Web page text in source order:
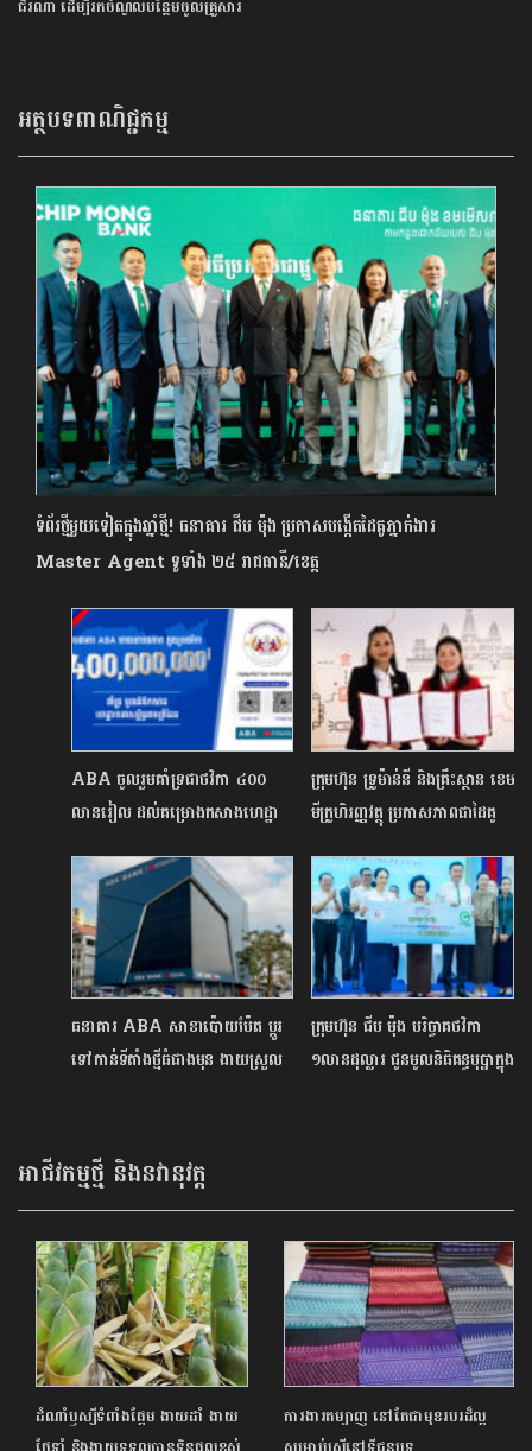
ជីរណា ដើម្បីរកចំណូលបន្ថែមចូលគ្រួសារ​
អត្ថបទពាណិជ្ជកម្ម
ទំព័រថ្មីមួយទៀតក្នុងឆ្នាំថ្មី! ធនាគារ ជីប ម៉ុង ប្រកាសបង្កើតដៃគូភ្នាក់ងារ
Master Agent ទូទាំង ២៥ រាជធានី/ខេត្ត
ABA ចូលរួមគាំទ្រជាថវិកា ៤០០
លានរៀល ដល់គម្រោងកសាងហេដ្ឋា
ក្រុមហ៊ុន ទ្រូម៉ាន់នី និងគ្រឹះស្ថាន ខេមា
មីក្រូហិរញ្ញវត្ថុ ប្រកាសភាពជាដៃគូ
ផ្នែកឌីជីថលហិរញ្ញវត្ថុ ដោយការដក
ប្រាក់កម្ចីដោយឥតគិតថ្លៃតាមរយៈទី
ភ្នាក់ងារទ្រូម៉ាន់នី
ធនាគារ​ ABA​ ​សាខា​ប៉ោយ​ប៉ែ​ត ប្តូរ​
ទៅកាន់ទីតាំងថ្មីធំជាងមុន ងាយស្រួល
​ក្រុមហ៊ុន ជីប ម៉ុង បរិច្ចាគថវិកា
១លានដុល្លារ ជូនមូលនិធិគន្ធបុប្ផាក្នុង
អាជីវកម្មថ្មី និងនវានុវត្ត
ដំណាំឫស្សីទំពាំងផ្អែម ងាយដាំ ងាយ
ការងារតម្បាញ នៅតែជាមុខរបរដ៏ល្អ